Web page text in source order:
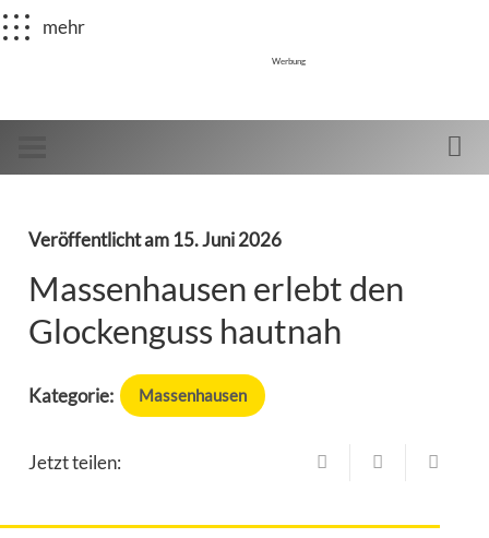
mehr
Werbung
Veröffentlicht am 15. Juni 2026
Massenhausen erlebt den
Glockenguss hautnah
Kategorie: Massenhausen
Jetzt teilen: